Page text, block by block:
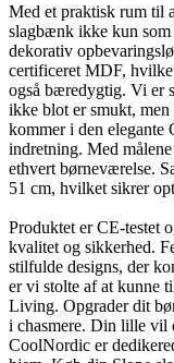
Med et praktisk rum til
slagbænk ikke kun som
dekorativ
certificeret MDF,
også bæredygtig. Vi er
ikke blot er smukt,
kommer i den elegante
indretning. Med
ethvert børneværelse.
51 cm, hvilket sikrer
Produktet er CE-testet
kvalitet og sikkerhed.
stilfulde designs, der
er vi stolte af at kunne
Living. Opgrader dit
i chasmere. Din lille vil
CoolNordic er